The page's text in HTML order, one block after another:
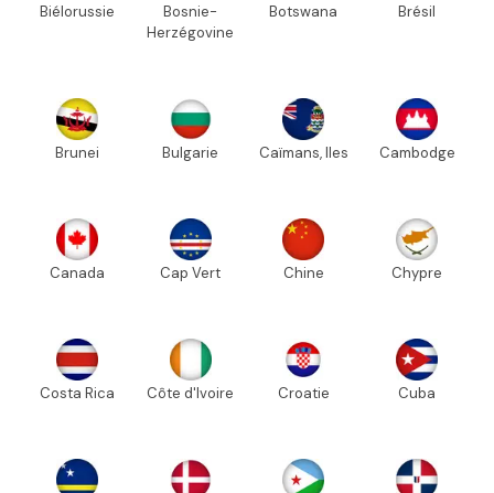
Biélorussie
Bosnie-
Herzégovine
Botswana Brésil
Brunei Bulgarie Caïmans, Iles Cambodge
Canada Cap Vert Chine Chypre
Costa Rica Côte d'Ivoire Croatie Cuba